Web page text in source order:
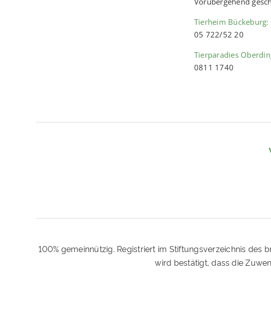
Tierheim Bückeburg:
05 722/52 20
Tierparadies
0811 1740
100% gemeinnützig. Registriert im Stiftungsverzeichnis des
wird bestätigt, dass die